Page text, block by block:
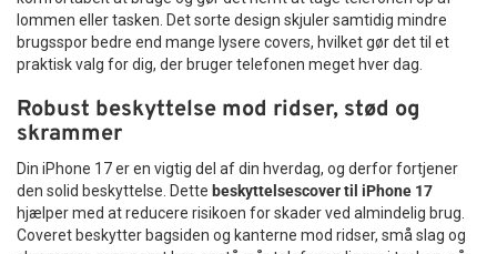
lommen eller tasken. Det sorte design skjuler samtidig mindre
brugsspor bedre end mange lysere covers, hvilket gør det til et
praktisk valg for dig, der bruger telefonen meget hver dag.
Robust beskyttelse mod ridser, stød og
skrammer
Din iPhone 17 er en vigtig del af din hverdag, og derfor fortjener
den solid beskyttelse. Dette beskyttelsescover til iPhone 17
hjælper med at reducere risikoen for skader ved almindelig brug.
Coveret beskytter bagsiden og kanterne mod ridser, små slag og